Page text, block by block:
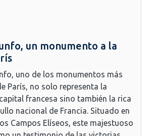
un monumento a la
uno de los monumentos más
París, no solo representa la
francesa sino también la rica
nacional de Francia. Situado en
Campos Elíseos, este majestuoso